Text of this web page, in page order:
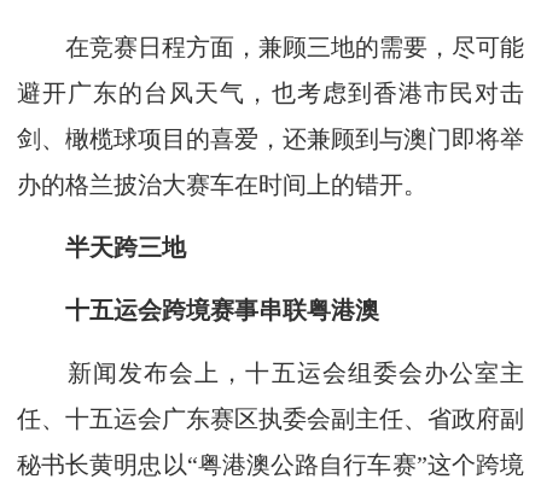
在竞赛日程方面，兼顾三地的需要，尽可能
避开广东的台风天气，也考虑到香港市民对击
剑、橄榄球项目的喜爱，还兼顾到与澳门即将举
办的格兰披治大赛车在时间上的错开。
半天跨三地
十五运会跨境赛事串联粤港澳
新闻发布会上，十五运会组委会办公室主
任、十五运会广东赛区执委会副主任、省政府副
秘书长黄明忠以“粤港澳公路自行车赛”这个跨境